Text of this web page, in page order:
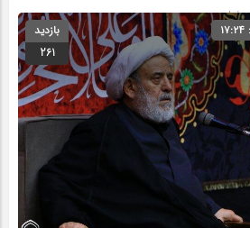
بازدید
261